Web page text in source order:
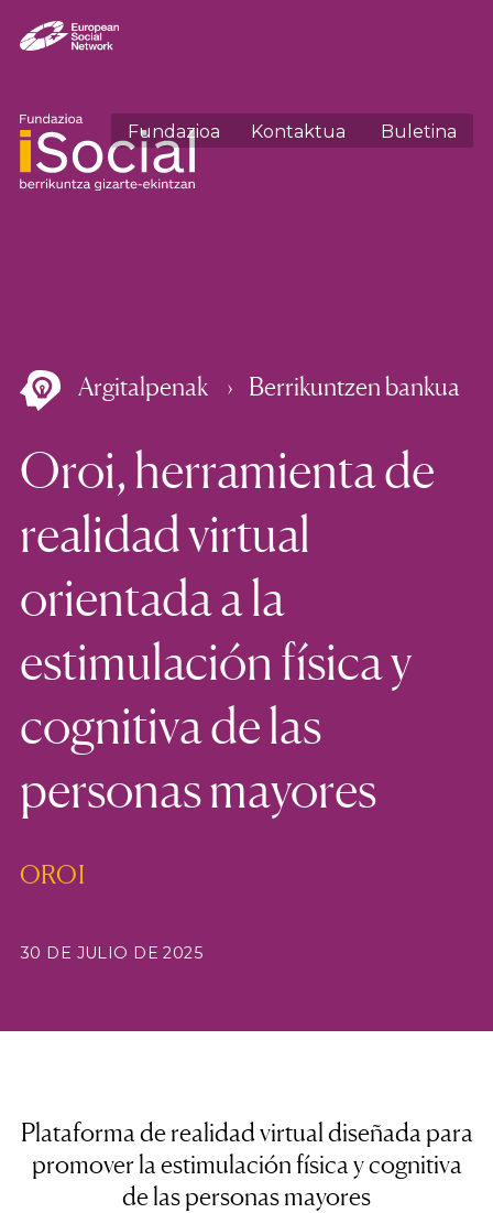
Fundazioa Kontaktua Buletina
Argitalpenak Berrikuntzen bankua
Oroi, herramienta de
realidad virtual
orientada a la
estimulación física y
cognitiva de las
personas mayores
OROI
30 DE JULIO DE 2025
Plataforma de realidad virtual diseñada para
promover la estimulación física y cognitiva
de las personas mayores